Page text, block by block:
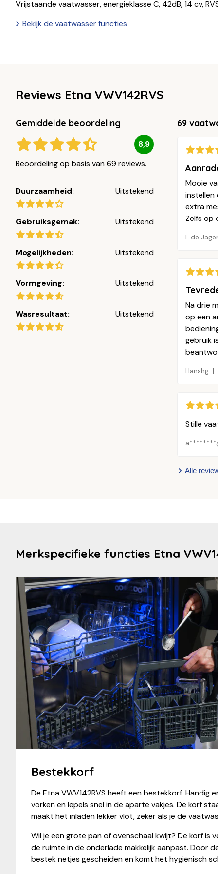
Vrijstaande vaatwasser, energieklasse C, 42dB, 14 cv,
Bekijk de vaatwasser functies
Reviews Etna VWV142RVS
Gemiddelde beoordeling
8,9
Beoordeling op basis van 69 reviews.
Duurzaamheid: Uitstekend
Gebruiksgemak: Uitstekend
Mogelijkheden: Uitstekend
Vormgeving: Uitstekend
Wasresultaat: Uitstekend
69
Mooie
instellen
extra
Zelfs op
L de Jager
Na drie
op een
gebruik
Hanshg
Stille
Alle
Merkspecifieke functies Etna
Bestekkorf
De Etna VWV142RVS heeft een bestekkorf. Handig
vorken en lepels snel in de aparte vakjes. De korf
maakt het inladen lekker vlot, zeker als je de
Wil je een grote pan of ovenschaal kwijt? De korf is
de ruimte in de onderlade makkelijk aanpast. Door
bestek netjes gescheiden en komt het hygiënisch